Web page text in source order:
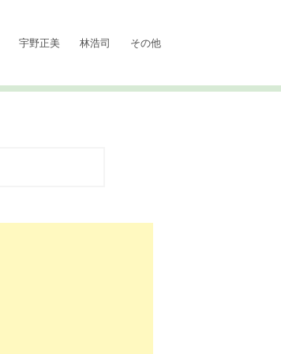
宇野正美 林浩司 その他